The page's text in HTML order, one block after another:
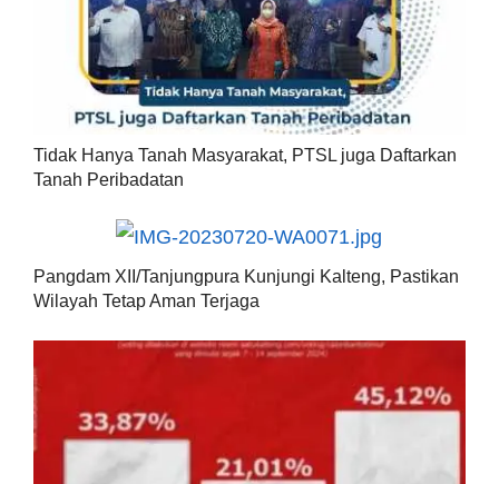
Tidak Hanya Tanah Masyarakat, PTSL juga Daftarkan
Tanah Peribadatan
Pangdam XII/Tanjungpura Kunjungi Kalteng, Pastikan
Wilayah Tetap Aman Terjaga